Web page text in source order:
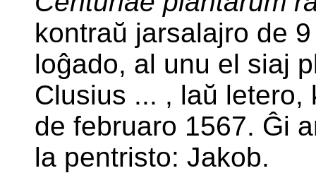
kontraŭ jarsalajro de
loĝado, al unu el siaj
Clusius ... , laŭ
de februaro 1567. Ĝi
la pentristo: Jakob.